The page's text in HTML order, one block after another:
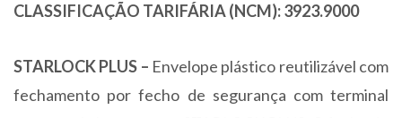
CLASSIFICAÇÃO TARIFÁRIA (NCM): 3923.9000
STARLOCK PLUS – Envelope plástico reutilizável com
fechamento por fecho de segurança com terminal